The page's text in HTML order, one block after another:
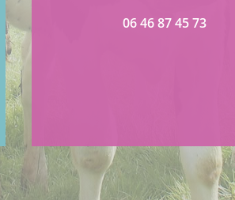
06 46 87 45 73